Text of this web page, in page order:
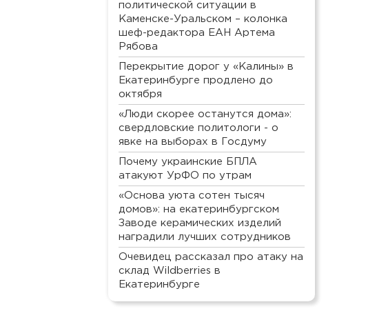
политической ситуации в
Каменске-Уральском – колонка
шеф-редактора ЕАН Артема
Рябова
Перекрытие дорог у «Калины» в
Екатеринбурге продлено до
октября
«Люди скорее останутся дома»:
свердловские политологи - о
явке на выборах в Госдуму
Почему украинские БПЛА
атакуют УрФО по утрам
«Основа уюта сотен тысяч
домов»: на екатеринбургском
Заводе керамических изделий
наградили лучших сотрудников
Очевидец рассказал про атаку на
склад Wildberries в
Екатеринбурге